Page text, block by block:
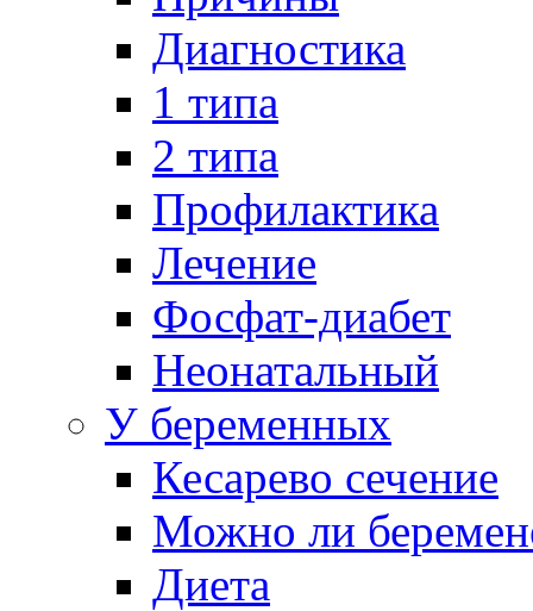
Диагностика
1 типа
2 типа
Профилактика
Лечение
Фосфат-диабет
Неонатальный
У беременных
Кесарево сечение
Можно ли
Диета